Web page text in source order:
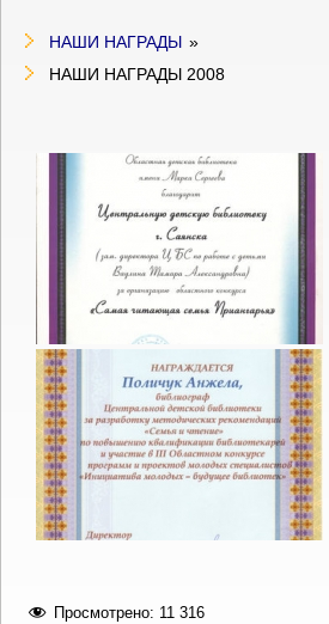
НАШИ НАГРАДЫ »
НАШИ НАГРАДЫ 2008
Просмотрено: 11 316